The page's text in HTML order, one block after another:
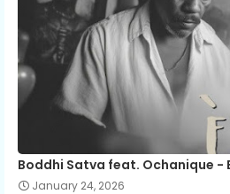
Boddhi Satva feat. Ochanique -
January 24, 2026